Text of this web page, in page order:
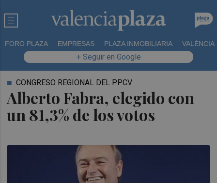
FORO PLAZA EMPRESAS PLAZA INMOBILIARIA VALÈNCIA
+ Seguir en Google
Alberto Fabra, elegido con
un 81,3% de los votos
CONGRESO REGIONAL DEL PPCV